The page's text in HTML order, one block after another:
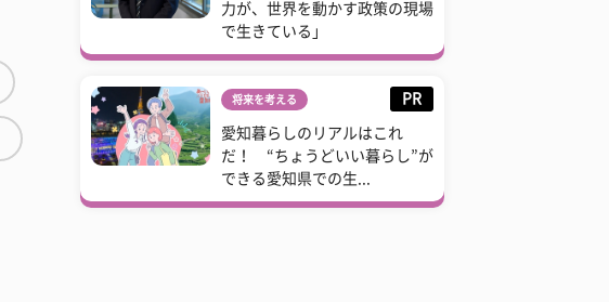
力が、世界を動かす政策の現場
で生きている」
将来を考える PR
愛知暮らしのリアルはこれ
だ！ “ちょうどいい暮らし”が
できる愛知県での生...